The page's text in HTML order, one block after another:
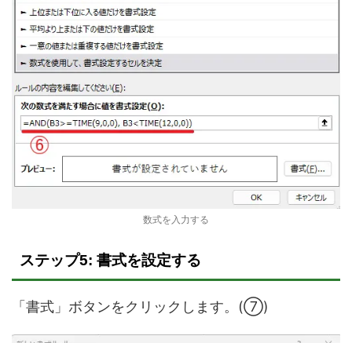
数式を入力する
ステップ5: 書式を設定する
「書式」ボタンをクリックします。(⑦)